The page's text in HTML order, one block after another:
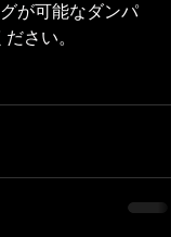
が可能なダンパ
さい。